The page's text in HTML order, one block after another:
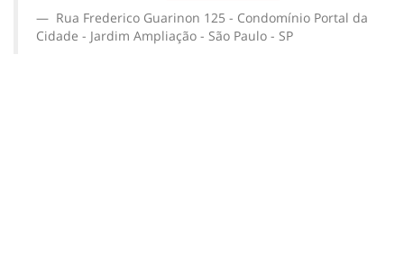
Rua Frederico Guarinon 125 - Condomínio Portal da
Cidade - Jardim Ampliação - São Paulo - SP